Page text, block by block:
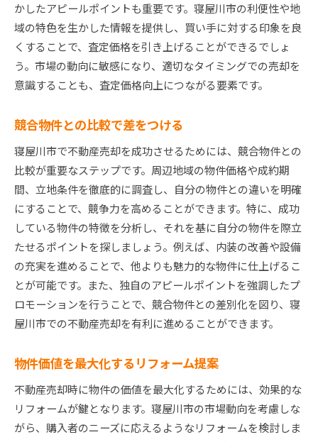
かしたアピールポイントも重要です。寝屋川市の利便性や地
域の特色を生かした情報を提供し、買い手に対する印象を良
くすることで、査定価格を引き上げることができるでしょ
う。市場の動向に敏感になり、適切なタイミングでの売却を
意識することも、査定価格向上につながる要素です。
競合物件との比較で差をつける
寝屋川市で不動産売却を成功させるためには、競合物件との
比較が重要なステップです。周辺地域の物件価格や成約期
間、立地条件を徹底的に調査し、自分の物件との違いを明確
にすることで、競争力を高めることができます。特に、成功
している物件の特徴を分析し、それを基に自分の物件を際立
たせるポイントを探しましょう。例えば、内装の改善や設備
の充実を進めることで、他よりも魅力的な物件に仕上げるこ
とが可能です。また、独自のアピールポイントを強調したプ
ロモーションを行うことで、競合物件との差別化を図り、寝
屋川市での不動産売却を有利に進めることができます。
物件価値を最大化するリフォーム提案
不動産売却時に物件の価値を最大化するためには、効果的な
リフォームが鍵となります。寝屋川市の市場動向を考慮しな
がら、購入者のニーズに応えるようなリフォームを検討しま